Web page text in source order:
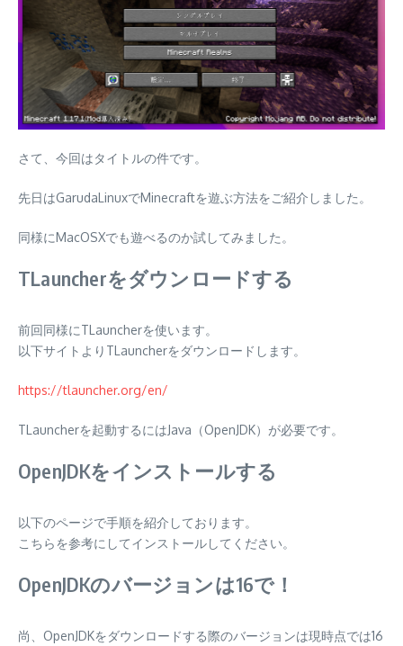
さて、今回はタイトルの件です。
先日はGarudaLinuxでMinecraftを遊ぶ方法をご紹介しました。
同様にMacOSXでも遊べるのか試してみました。
TLauncherをダウンロードする
前回同様にTLauncherを使います。
以下サイトよりTLauncherをダウンロードします。
https://tlauncher.org/en/
TLauncherを起動するにはJava（OpenJDK）が必要です。
OpenJDKをインストールする
以下のページで手順を紹介しております。
こちらを参考にしてインストールしてください。
OpenJDKのバージョンは16で！
尚、OpenJDKをダウンロードする際のバージョンは現時点では16